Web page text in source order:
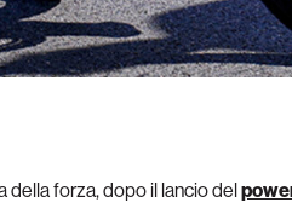
della forza, dopo il lancio del